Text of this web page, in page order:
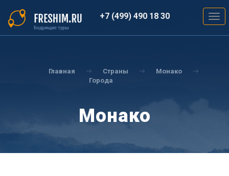
основному
содержанию
+7 (499) 490 18 30
Главная Страны
Монако
Города
Монако